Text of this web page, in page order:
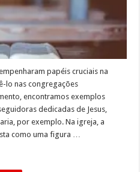
papéis cruciais na
lo nas congregações
encontramos exemplos
dedicadas de Jesus,
por exemplo. Na igreja, a
como uma figura …